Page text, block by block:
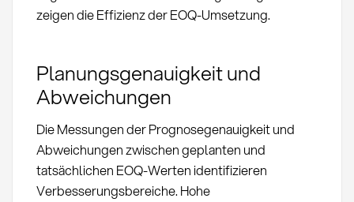
zeigen die Effizienz der EOQ-Umsetzung.
Planungsgenauigkeit und
Abweichungen
Die Messungen der Prognosegenauigkeit und
Abweichungen zwischen geplanten und
tatsächlichen EOQ-Werten identifizieren
Verbesserungsbereiche. Hohe